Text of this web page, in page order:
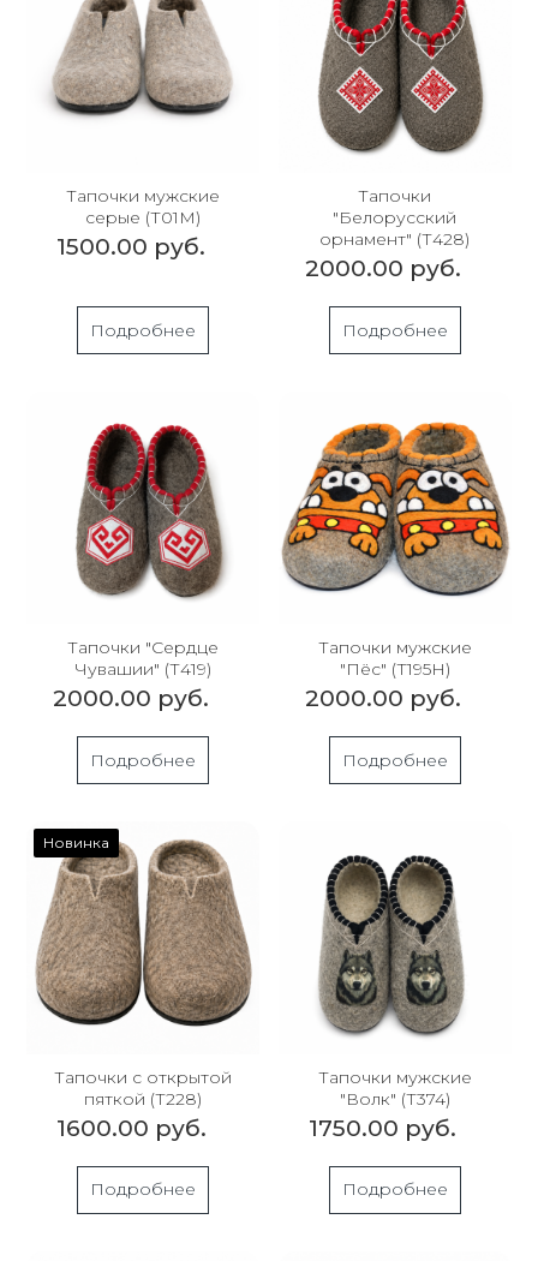
Тапочки мужские
серые (Т01М)
1500.00 руб.
Подробнее
Тапочки
"Белорусский
орнамент" (Т428)
2000.00 руб.
Подробнее
Тапочки "Сердце
Чувашии" (Т419)
2000.00 руб.
Подробнее
Тапочки мужские
"Пёс" (Т195Н)
2000.00 руб.
Подробнее
Новинка
Тапочки с открытой
пяткой (Т228)
1600.00 руб.
Подробнее
Тапочки мужские
"Волк" (Т374)
1750.00 руб.
Подробнее